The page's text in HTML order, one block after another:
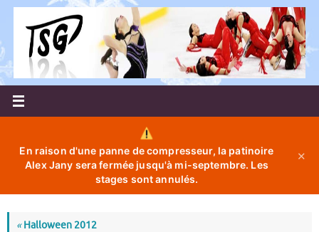
Passer
contenu
En raison d'une panne de compresseur, la patinoire
Alex Jany sera fermée jusqu'à mi-septembre. Les
stages sont annulés.
✕
«Halloween 2012